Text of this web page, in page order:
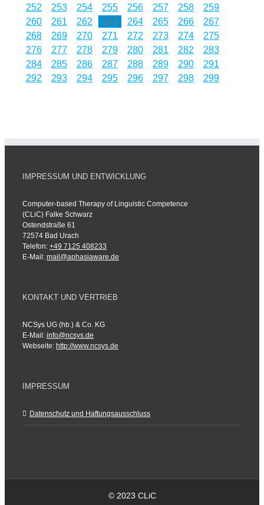
252
253 254 255 256 257 258
259
260
261 262 263 264 265 266
267
268
269 270 271 272 273 274
275
276
277 278 279 280 281 282
283
284
285 286 287 288 289 290
291
292
293 294 295 296 297 298 299
IMPRESSUM UND ENTWICKLUNG
Computer-based Therapy of Linguistic Competence
(CLiC) Falke Schwarz
Ostendstraße 61
72574 Bad Urach
Telefon: +49 7125 408233
E-Mail: mail@aphasiaware.de
KONTAKT UND VERTRIEB
NCSys UG (hb.) & Co. KG
E-Mail: info@ncsys.de
Webseite: http://www.ncsys.de
IMPRESSUM
Datenschutz und Haftungsausschluss
© 2023 CLiC